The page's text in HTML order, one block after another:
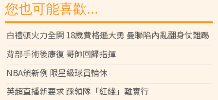
您也可能喜歡...
白禮頓火力全開 18歲費格遜大勇 曼聯陷內亂翻身仗難踢
背部手術後康復 哥帥回歸指揮
NBA頒新例 限星級球員輪休
英超直播新要求 踩領隊「紅綫」難實行